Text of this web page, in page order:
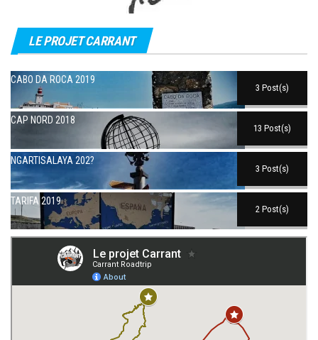
LE PROJET CARRANT
CABO DA ROCA 2019
3 Post(s)
CAP NORD 2018
13 Post(s)
NGARTISALAYA 202?
3 Post(s)
TARIFA 2019
2 Post(s)